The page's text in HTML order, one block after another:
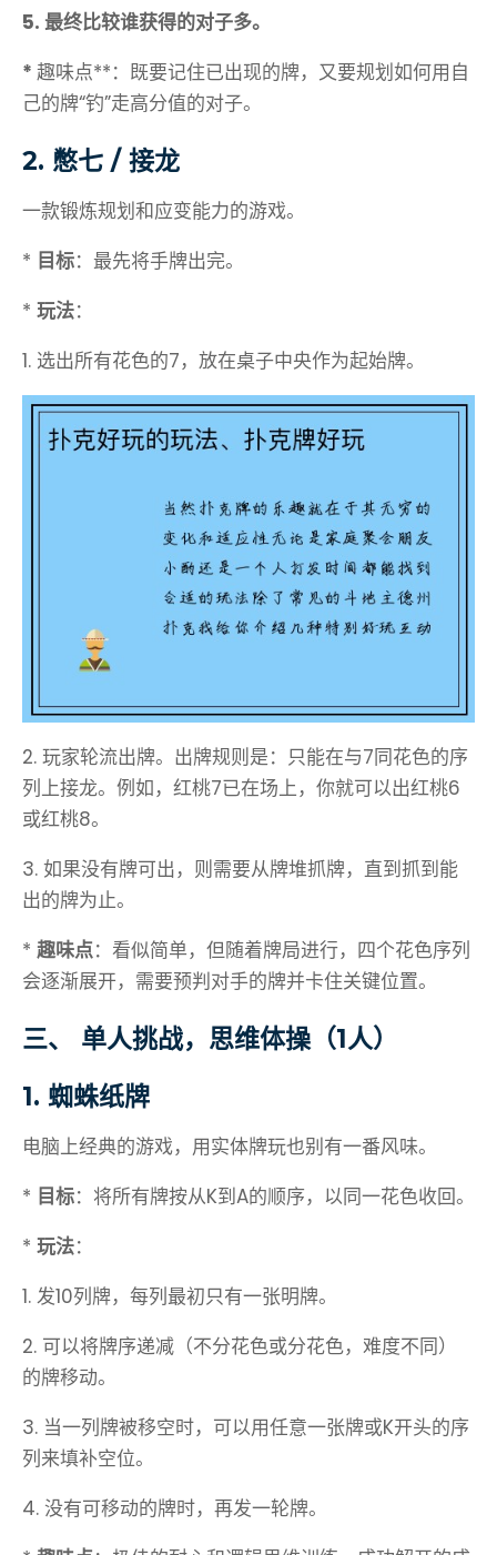
5. 最终比较谁获得的对子多。
* 趣味点**：既要记住已出现的牌，又要规划如何用自
己的牌“钓”走高分值的对子。
2. 憋七 / 接龙
一款锻炼规划和应变能力的游戏。
* 目标：最先将手牌出完。
* 玩法：
1. 选出所有花色的7，放在桌子中央作为起始牌。
2. 玩家轮流出牌。出牌规则是：只能在与7同花色的序
列上接龙。例如，红桃7已在场上，你就可以出红桃6
或红桃8。
3. 如果没有牌可出，则需要从牌堆抓牌，直到抓到能
出的牌为止。
* 趣味点：看似简单，但随着牌局进行，四个花色序列
会逐渐展开，需要预判对手的牌并卡住关键位置。
三、 单人挑战，思维体操（1人）
1. 蜘蛛纸牌
电脑上经典的游戏，用实体牌玩也别有一番风味。
* 目标：将所有牌按从K到A的顺序，以同一花色收回。
* 玩法：
1. 发10列牌，每列最初只有一张明牌。
2. 可以将牌序递减（不分花色或分花色，难度不同）
的牌移动。
3. 当一列牌被移空时，可以用任意一张牌或K开头的序
列来填补空位。
4. 没有可移动的牌时，再发一轮牌。